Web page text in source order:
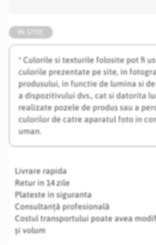
* Culorile si texturile folosite pot fi
culorile prezentate pe site, in
produsului, in functie de lumina si
a dispozitivului dvs., cat si datorita
realizate pozele de produs sau a
culorilor de catre aparatul foto in
uman.
Livrare rapida
Retur in 14 zile
Plateste in siguranta
Consultanță profesională
Costul transportului poate avea
și volum